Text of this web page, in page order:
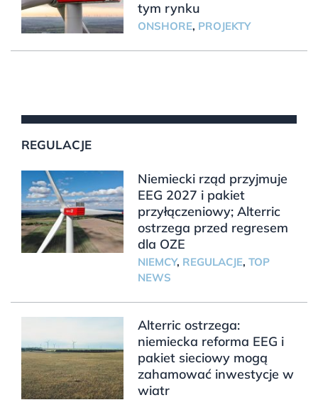
tym rynku
ONSHORE, PROJEKTY
REGULACJE
Niemiecki rząd przyjmuje
EEG 2027 i pakiet
przyłączeniowy; Alterric
ostrzega przed regresem
dla OZE
NIEMCY, REGULACJE, TOP
NEWS
Alterric ostrzega:
niemiecka reforma EEG i
pakiet sieciowy mogą
zahamować inwestycje w
wiatr